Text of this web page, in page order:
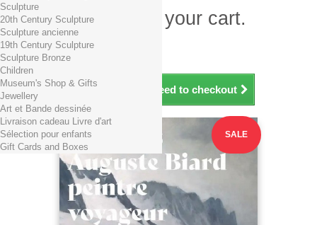
There is 1 item in your cart.
Total products (tax incl.)
Total shipping TTC
Total (tax incl.)
Continue shopping Proceed to checkout
Sculpture
20th Century Sculpture
Sculpture ancienne
19th Century Sculpture
Sculpture Bronze
Children
Museum's Shop & Gifts
Jewellery
Art et Bande dessinée
Livraison cadeau Livre d'art
Sélection pour enfants
Gift Cards and Boxes
SALE